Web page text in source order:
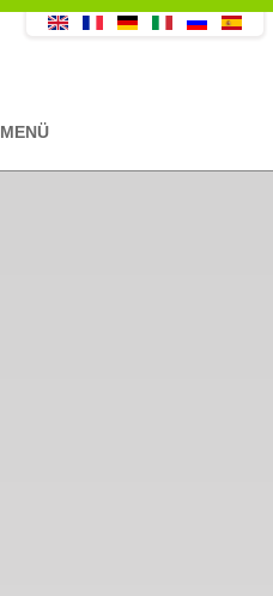
MENÜ